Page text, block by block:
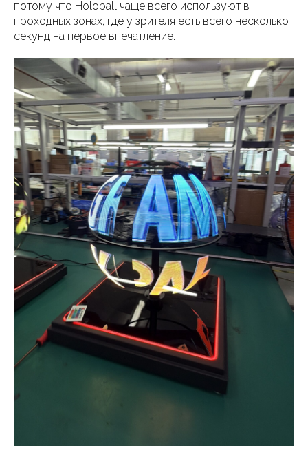
потому что Holoball чаще всего используют в
проходных зонах, где у зрителя есть всего несколько
секунд на первое впечатление.